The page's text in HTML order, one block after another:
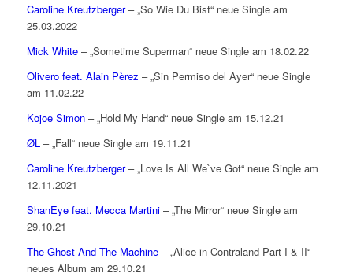
Caroline Kreutzberger– „So Wie Du Bist“ neue Single am
25.03.2022
Mick White– „Sometime Superman“ neue Single am 18.02.22
Olivero feat. Alain Pèrez – „Sin Permiso del Ayer“ neue Single
am 11.02.22
Kojoe Simon– „Hold My Hand“ neue Single am 15.12.21
ØL– „Fall“ neue Single am 19.11.21
Caroline Kreutzberger– „Love Is All We`ve Got“ neue Single am
12.11.2021
ShanEye feat. Mecca Martini– „The Mirror“ neue Single am
29.10.21
The Ghost And The Machine– „Alice in Contraland Part I & II“
neues Album am 29.10.21